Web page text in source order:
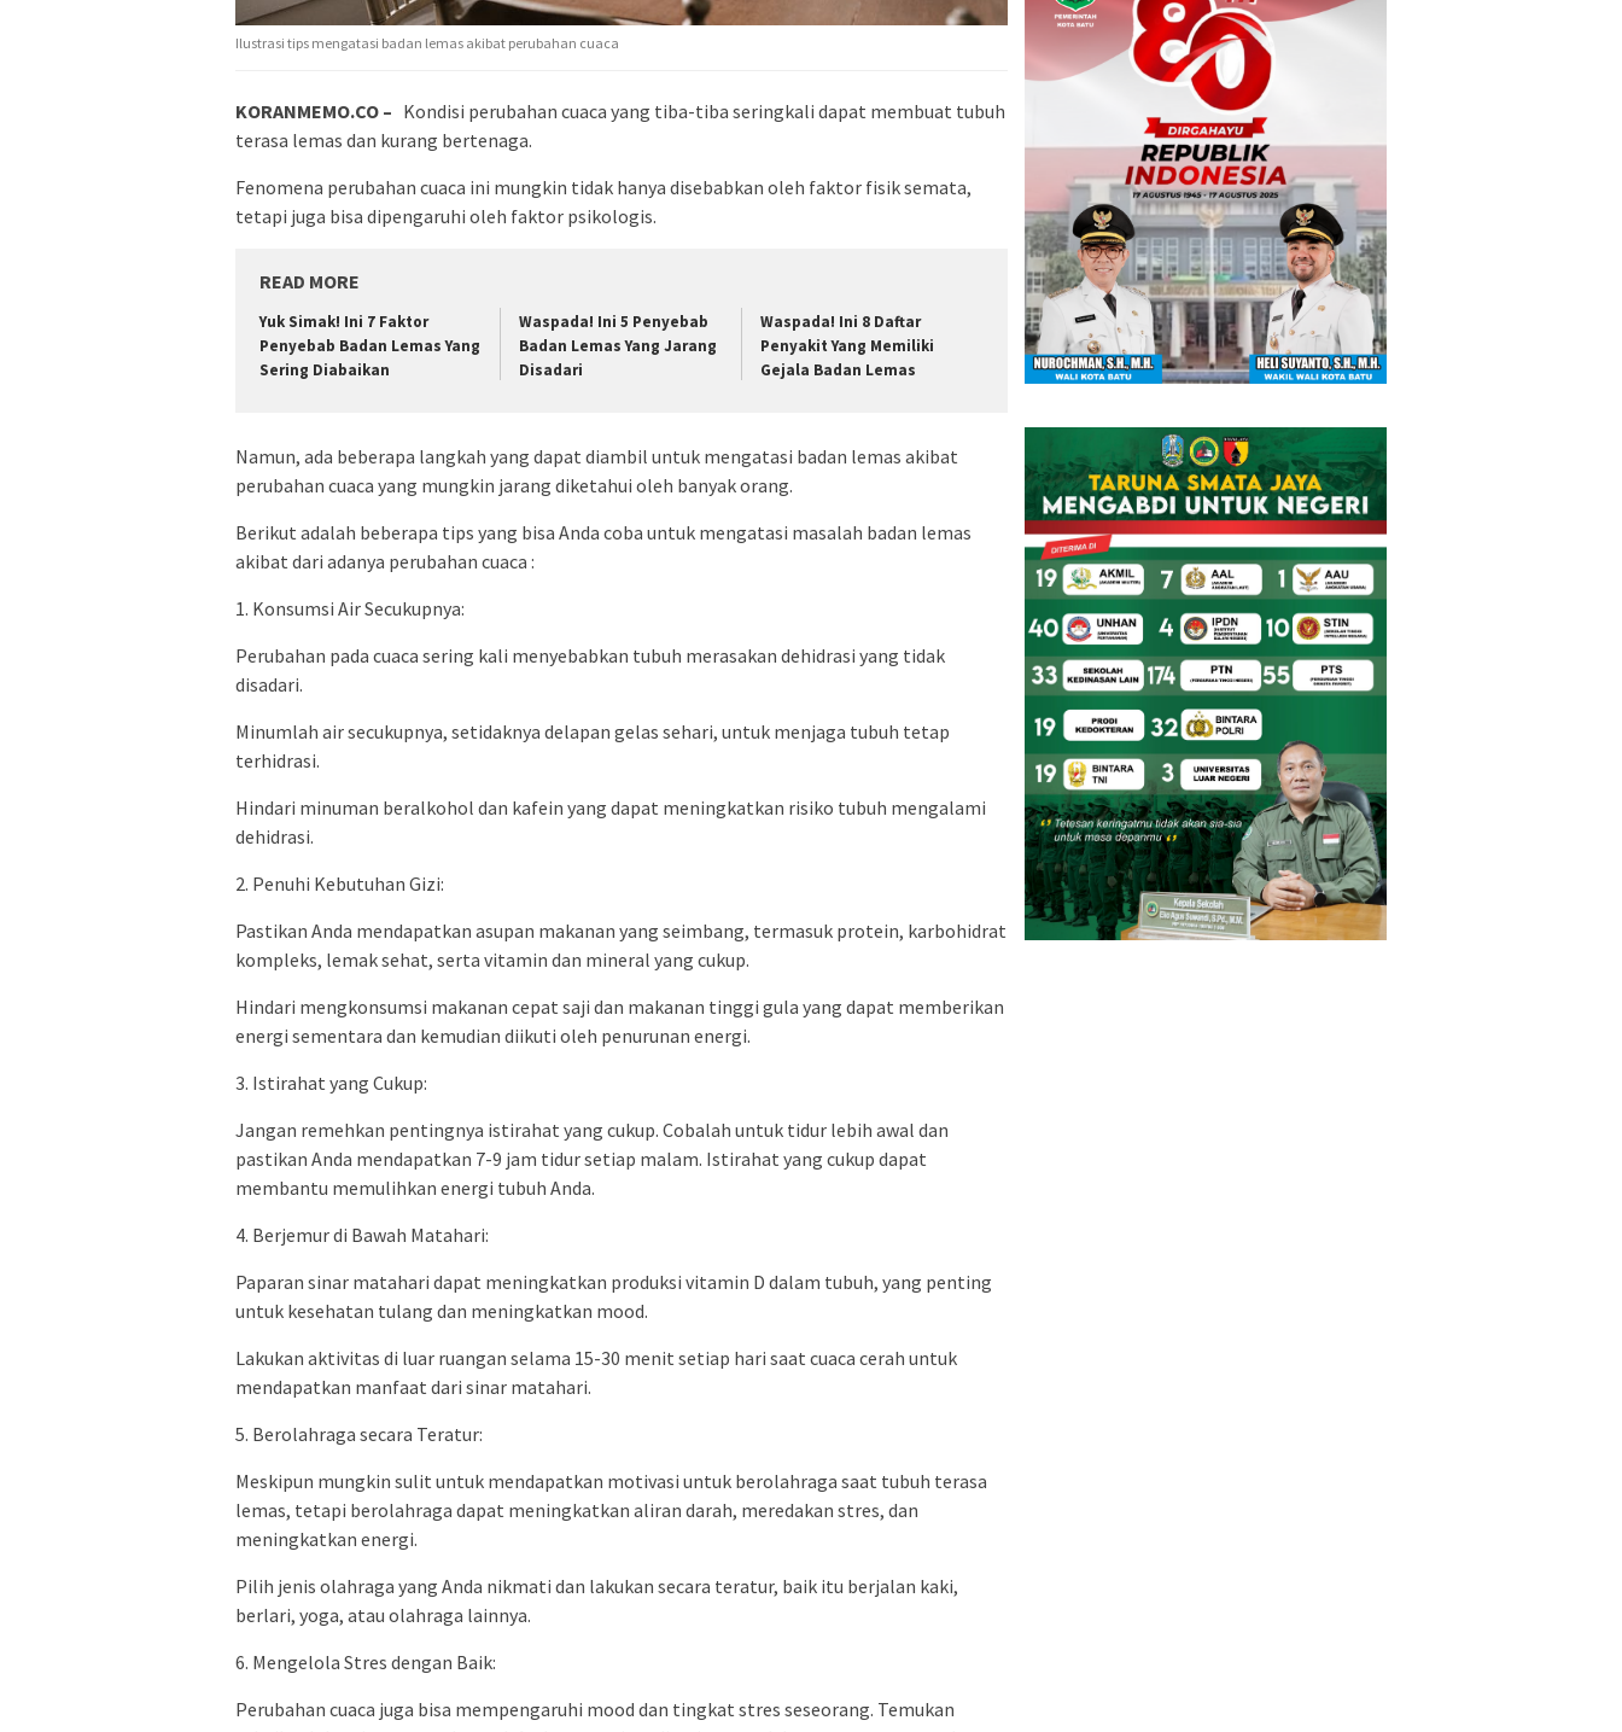
Ilustrasi tips mengatasi badan lemas akibat perubahan cuaca
KORANMEMO.CO – Kondisi perubahan cuaca yang tiba-tiba seringkali dapat membuat tubuh
terasa lemas dan kurang bertenaga.
Fenomena perubahan cuaca ini mungkin tidak hanya disebabkan oleh faktor fisik semata,
tetapi juga bisa dipengaruhi oleh faktor psikologis.
READ MORE
Yuk Simak! Ini 7 Faktor
Penyebab Badan Lemas Yang
Sering Diabaikan
Waspada! Ini 5 Penyebab
Badan Lemas Yang Jarang
Disadari
Waspada! Ini 8 Daftar
Penyakit Yang Memiliki
Gejala Badan Lemas
Namun, ada beberapa langkah yang dapat diambil untuk mengatasi badan lemas akibat
perubahan cuaca yang mungkin jarang diketahui oleh banyak orang.
Berikut adalah beberapa tips yang bisa Anda coba untuk mengatasi masalah badan lemas
akibat dari adanya perubahan cuaca :
1. Konsumsi Air Secukupnya:
Perubahan pada cuaca sering kali menyebabkan tubuh merasakan dehidrasi yang tidak
disadari.
Minumlah air secukupnya, setidaknya delapan gelas sehari, untuk menjaga tubuh tetap
terhidrasi.
Hindari minuman beralkohol dan kafein yang dapat meningkatkan risiko tubuh mengalami
dehidrasi.
2. Penuhi Kebutuhan Gizi:
Pastikan Anda mendapatkan asupan makanan yang seimbang, termasuk protein, karbohidrat
kompleks, lemak sehat, serta vitamin dan mineral yang cukup.
Hindari mengkonsumsi makanan cepat saji dan makanan tinggi gula yang dapat memberikan
energi sementara dan kemudian diikuti oleh penurunan energi.
3. Istirahat yang Cukup:
Jangan remehkan pentingnya istirahat yang cukup. Cobalah untuk tidur lebih awal dan
pastikan Anda mendapatkan 7-9 jam tidur setiap malam. Istirahat yang cukup dapat
membantu memulihkan energi tubuh Anda.
4. Berjemur di Bawah Matahari:
Paparan sinar matahari dapat meningkatkan produksi vitamin D dalam tubuh, yang penting
untuk kesehatan tulang dan meningkatkan mood.
Lakukan aktivitas di luar ruangan selama 15-30 menit setiap hari saat cuaca cerah untuk
mendapatkan manfaat dari sinar matahari.
5. Berolahraga secara Teratur:
Meskipun mungkin sulit untuk mendapatkan motivasi untuk berolahraga saat tubuh terasa
lemas, tetapi berolahraga dapat meningkatkan aliran darah, meredakan stres, dan
meningkatkan energi.
Pilih jenis olahraga yang Anda nikmati dan lakukan secara teratur, baik itu berjalan kaki,
berlari, yoga, atau olahraga lainnya.
6. Mengelola Stres dengan Baik:
Perubahan cuaca juga bisa mempengaruhi mood dan tingkat stres seseorang. Temukan